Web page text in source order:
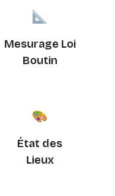
Mesurage Loi
Boutin
État des
Lieux